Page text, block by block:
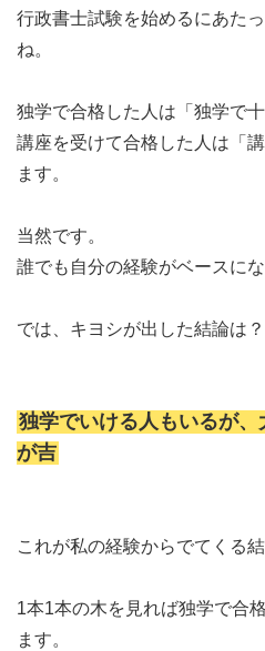
行政書士試験を始めるにあた
ね。
独学で合格した人は「独学で
講座を受けて合格した人は「
ます。
当然です。
誰でも自分の経験がベースに
では、キヨシが出した結論は？
独学でいける人もいるが
が吉
これが私の経験からでてくる結
1本1本の木を見れば独学で合
ます。